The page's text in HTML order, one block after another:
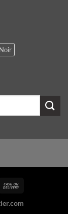
Noir